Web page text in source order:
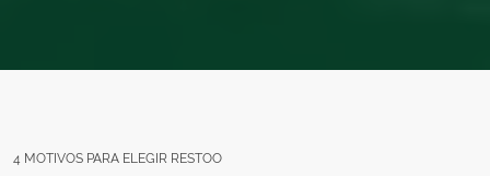
4 MOTIVOS PARA ELEGIR RESTOO